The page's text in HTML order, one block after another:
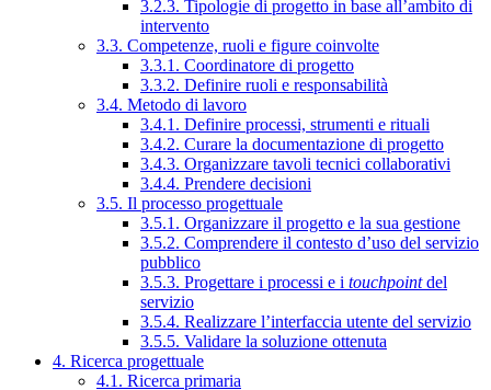
3.2.3. Tipologie di progetto in base all’ambito di
intervento
3.3. Competenze, ruoli e figure coinvolte
3.3.1. Coordinatore di progetto
3.3.2. Definire ruoli e responsabilità
3.4. Metodo di lavoro
3.4.1. Definire processi, strumenti e rituali
3.4.2. Curare la documentazione di progetto
3.4.3. Organizzare tavoli tecnici collaborativi
3.4.4. Prendere decisioni
3.5. Il processo progettuale
3.5.1. Organizzare il progetto e la sua gestione
3.5.2. Comprendere il contesto d’uso del servizio
pubblico
3.5.3. Progettare i processi e i touchpointdel
servizio
3.5.4. Realizzare l’interfaccia utente del servizio
3.5.5. Validare la soluzione ottenuta
4. Ricerca progettuale
4.1. Ricerca primaria